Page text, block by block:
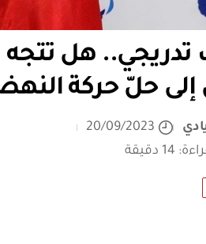
تدريجي.. هل تتجه
حلّ حركة
20/09/2023
دقيقة